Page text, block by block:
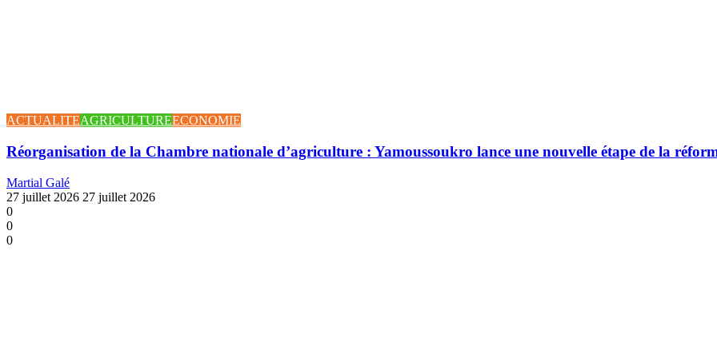
ACTUALITEAGRICULTUREECONOMIE
Réorganisation de la Chambre nationale d’agriculture : Yamoussoukro lance une nouvelle étape de la
Martial Galé
27 juillet 2026 27 juillet 2026
0
0
0